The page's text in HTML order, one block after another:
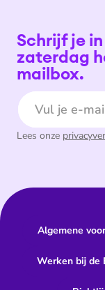
Schrijf je
zaterdag
mailbox.
E-mailadres
Lees onze
Algemene
Werken bij de